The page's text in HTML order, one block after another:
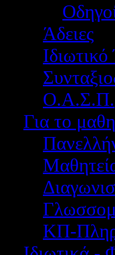
Άδειες
Ο.Α.Σ.Π.
Για το
ΚΠ-